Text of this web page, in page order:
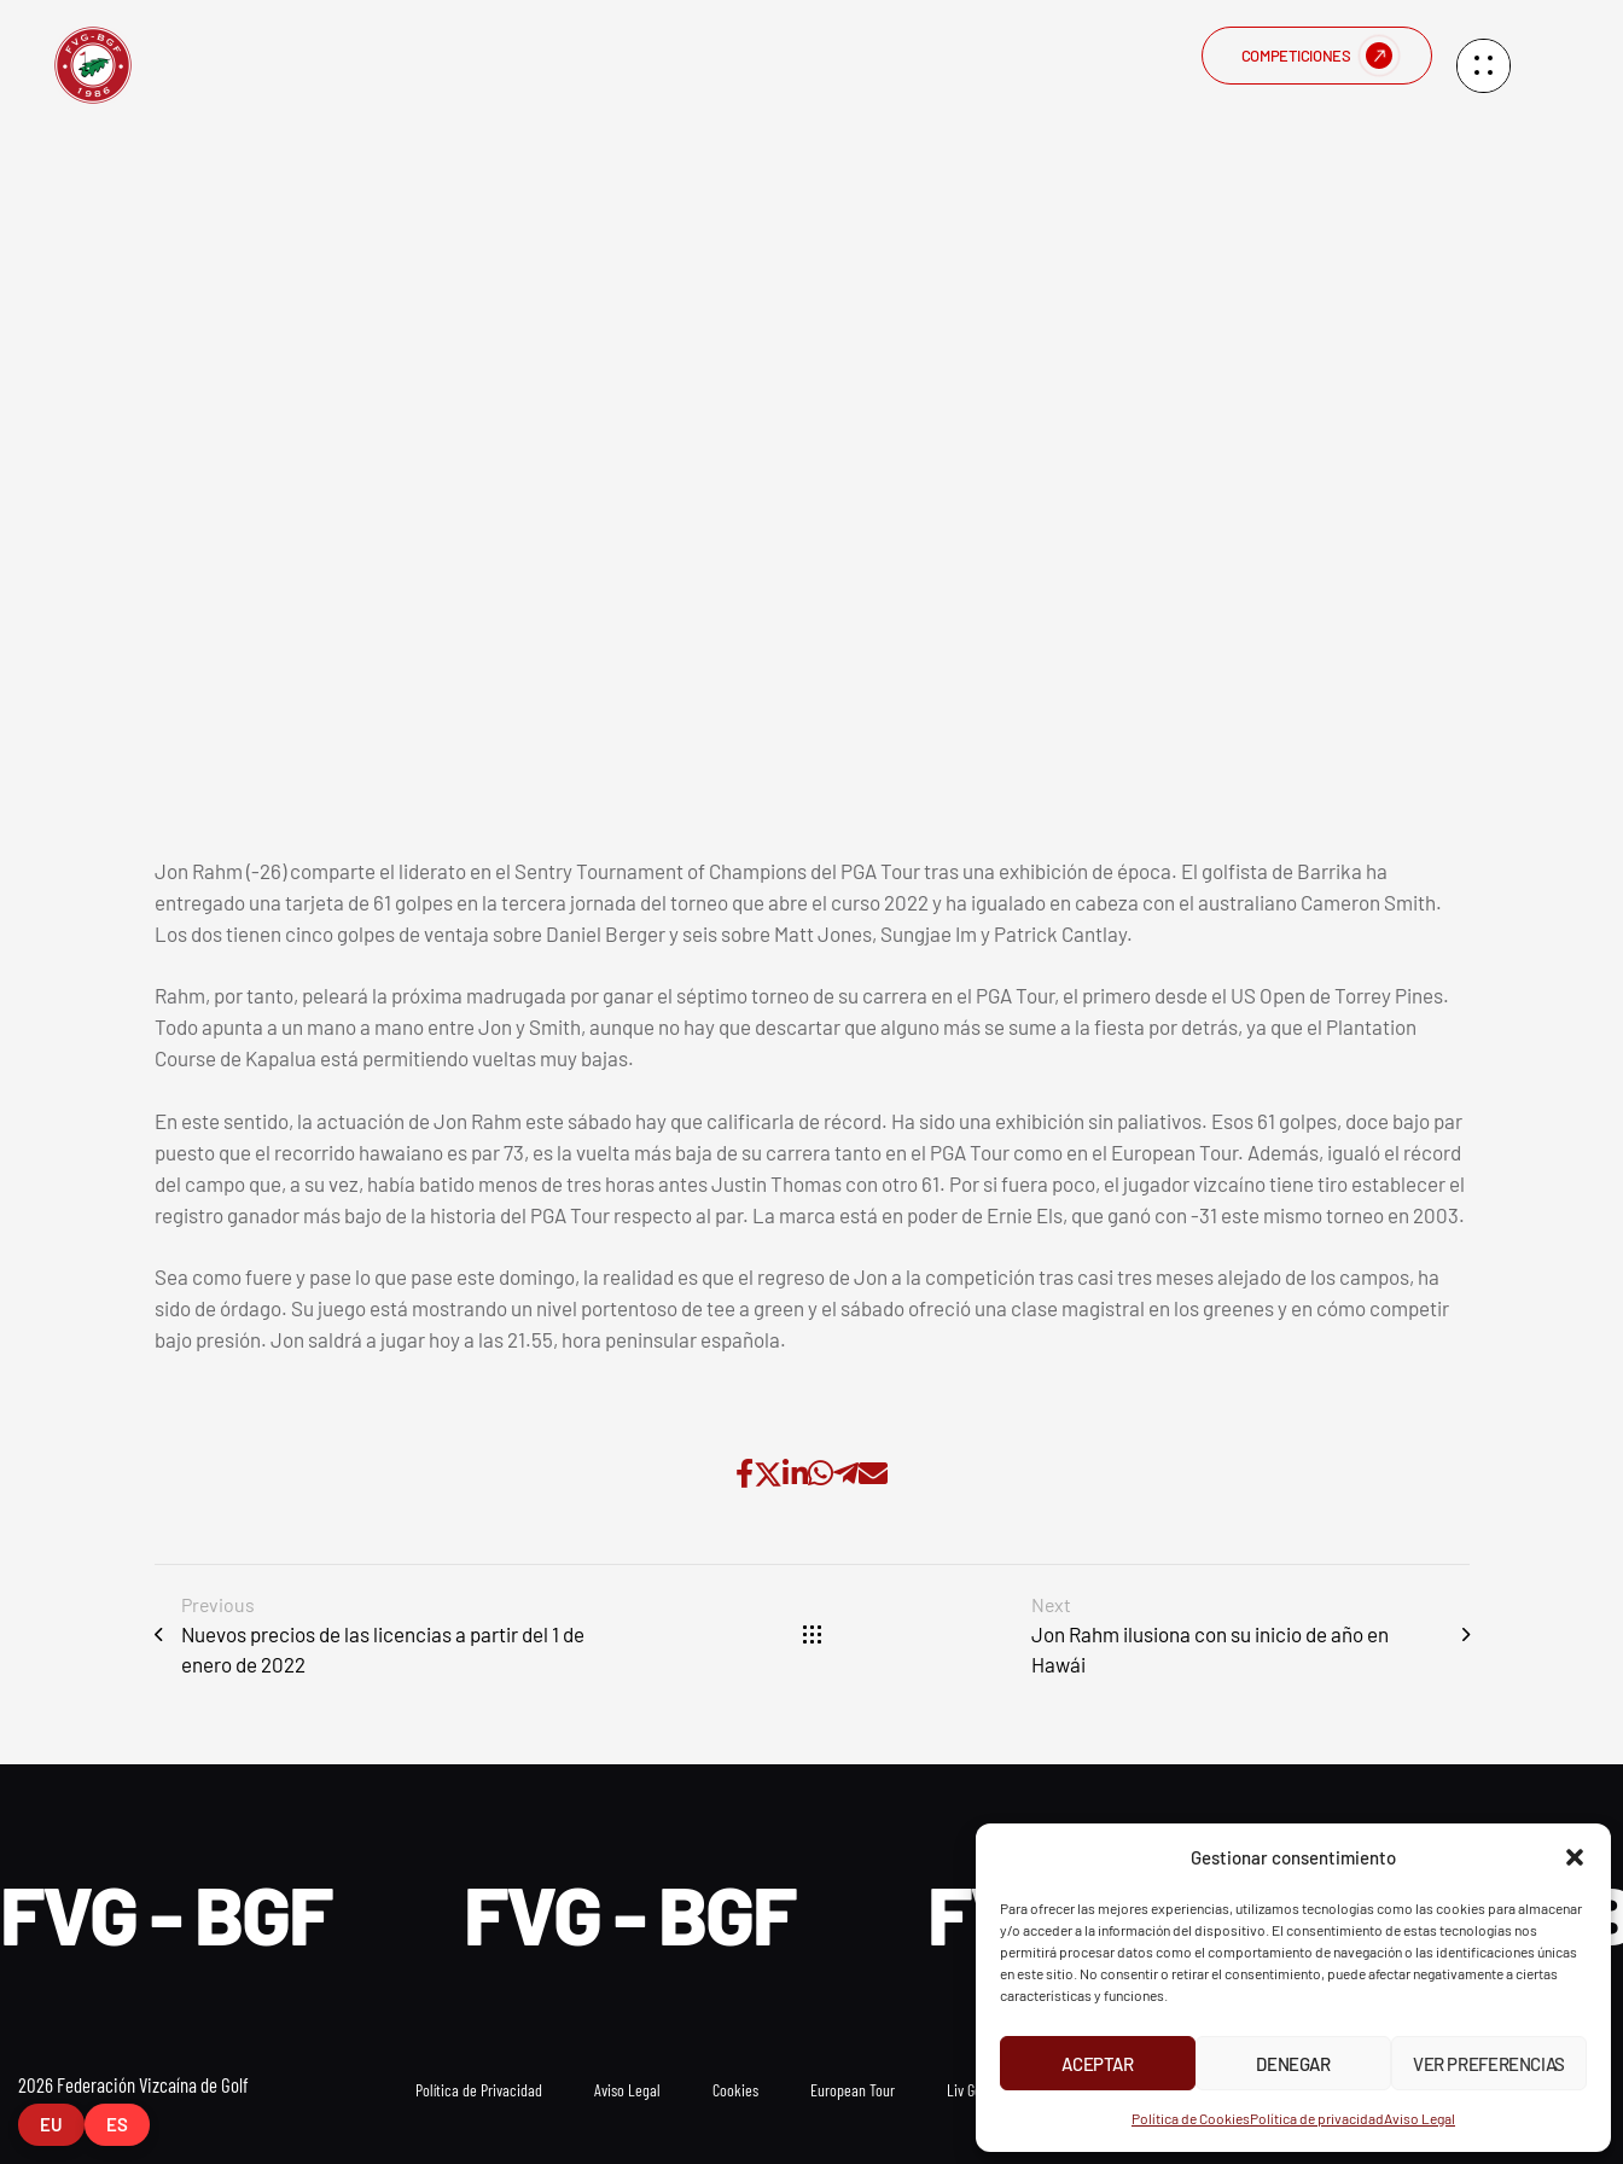
Gestionar consentimiento
Para ofrecer las mejores experiencias, utilizamos tecnologías como las cookies para almacenar
y/o acceder a la información del dispositivo. El consentimiento de estas tecnologías nos
permitirá procesar datos como el comportamiento de navegación o las identificaciones únicas
en este sitio. No consentir o retirar el consentimiento, puede afectar negativamente a ciertas
características y funciones.
ACEPTAR DENEGAR VER PREFERENCIAS
Política de CookiesPolítica de privacidadAviso Legal
COMPETICIONES
Jon Rahm (-26) comparte el liderato en el Sentry Tournament of Champions del PGA Tour tras una exhibición de época. El golfista de Barrika ha
entregado una tarjeta de 61 golpes en la tercera jornada del torneo que abre el curso 2022 y ha igualado en cabeza con el australiano Cameron Smith.
Los dos tienen cinco golpes de ventaja sobre Daniel Berger y seis sobre Matt Jones, Sungjae Im y Patrick Cantlay.
Rahm, por tanto, peleará la próxima madrugada por ganar el séptimo torneo de su carrera en el PGA Tour, el primero desde el US Open de Torrey Pines.
Todo apunta a un mano a mano entre Jon y Smith, aunque no hay que descartar que alguno más se sume a la fiesta por detrás, ya que el Plantation
Course de Kapalua está permitiendo vueltas muy bajas.
En este sentido, la actuación de Jon Rahm este sábado hay que calificarla de récord. Ha sido una exhibición sin paliativos. Esos 61 golpes, doce bajo par
puesto que el recorrido hawaiano es par 73, es la vuelta más baja de su carrera tanto en el PGA Tour como en el European Tour. Además, igualó el récord
del campo que, a su vez, había batido menos de tres horas antes Justin Thomas con otro 61. Por si fuera poco, el jugador vizcaíno tiene tiro establecer el
registro ganador más bajo de la historia del PGA Tour respecto al par. La marca está en poder de Ernie Els, que ganó con -31 este mismo torneo en 2003.
Sea como fuere y pase lo que pase este domingo, la realidad es que el regreso de Jon a la competición tras casi tres meses alejado de los campos, ha
sido de órdago. Su juego está mostrando un nivel portentoso de tee a green y el sábado ofreció una clase magistral en los greenes y en cómo competir
bajo presión. Jon saldrá a jugar hoy a las 21.55, hora peninsular española.
Previous
Nuevos precios de las licencias a partir del 1 de
enero de 2022
Next
Jon Rahm ilusiona con su inicio de año en
Hawái
FVG - BGF FVG - BGF FVG - BGF FVG -
2026 Federación Vizcaína de Golf Política de Privacidad Aviso Legal Cookies European Tour Liv Golf PGATOUR INSTAGRAM
EU ES